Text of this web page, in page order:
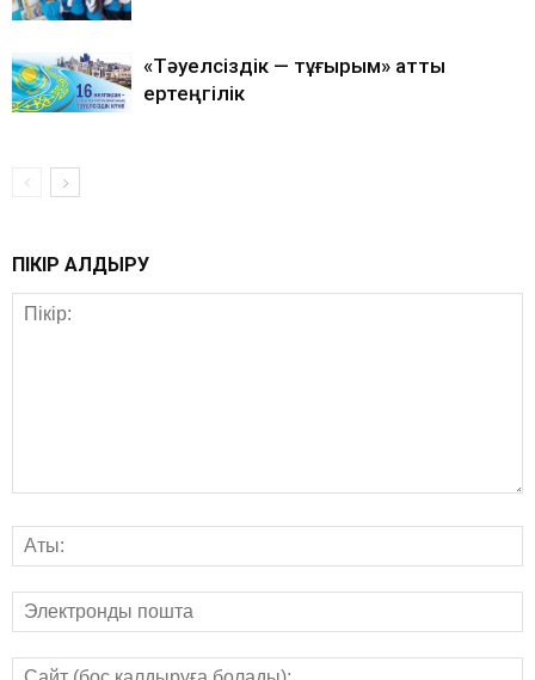
«Тәуелсіздік — тұғырым» атты
ертеңгілік
ПІКІР ҚАЛДЫРУ